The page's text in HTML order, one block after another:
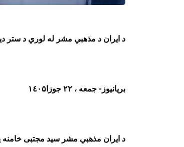
د ایران د مذهبي مشر له لوري د ستر
بریانیوز- جمعه ، ۲۲ جوزا١٤٠۵
د ایران مذهبي مشر سید مجتبی خامنه‌